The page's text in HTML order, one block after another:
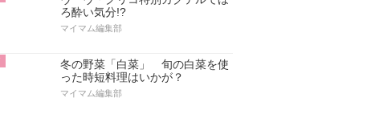
ろ酔い気分!?
マイマム編集部
冬の野菜「白菜」 旬の白菜を使
った時短料理はいかが？
マイマム編集部